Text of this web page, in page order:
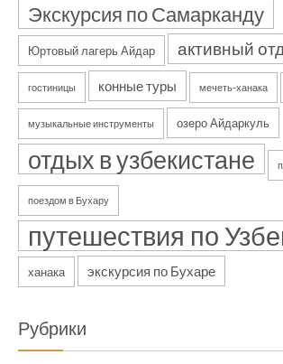
Экскурсия по Самарканду
Юртовый лагерь Айдар активный
гостиницы конные туры мечеть-ханака
музыкальные инструменты озеро Айдаркуль
отдых в узбекистане
поездом в Бухару
путешествия по
ханака экскурсия по Бухаре
Рубрики